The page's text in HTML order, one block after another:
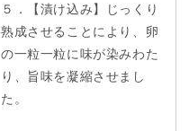
５．【漬け込み】じっくり
熟成させることにより、卵
の一粒一粒に味が染みわた
り、旨味を凝縮させまし
た。